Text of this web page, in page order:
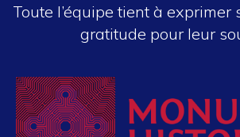
Toute l’équipe tient à exprimer
gratitude pour leur